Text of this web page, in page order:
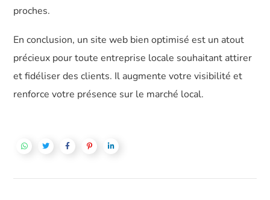
proches.
En conclusion, un site web bien optimisé est un atout
précieux pour toute entreprise locale souhaitant attirer
et fidéliser des clients. Il augmente votre visibilité et
renforce votre présence sur le marché local.